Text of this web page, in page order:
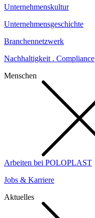
Unternehmenskultur
Unternehmensgeschichte
Branchennetzwerk
Nachhaltigkeit . Compliance
Menschen
Arbeiten bei POLOPLAST
Jobs & Karriere
Aktuelles